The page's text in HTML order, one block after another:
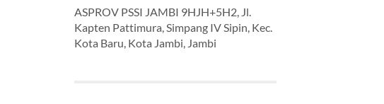
ASPROV PSSI JAMBI 9HJH+5H2, Jl.
Kapten Pattimura, Simpang IV Sipin, Kec.
Kota Baru, Kota Jambi, Jambi